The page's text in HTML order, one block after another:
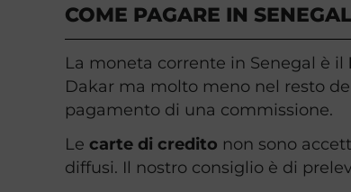
COME PAGARE IN
La moneta corrente in Senegal è il
Dakar ma molto meno nel resto
pagamento di una commissione.
Le carte di credito non sono
diffusi. Il nostro consiglio è di